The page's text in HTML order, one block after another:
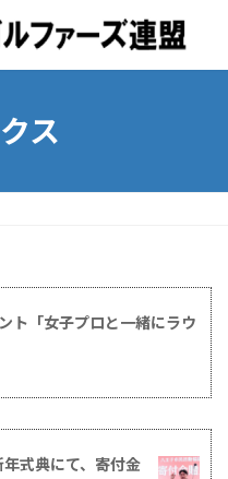
ス
ト「女子プロと一緒にラウ
式典にて、寄付金